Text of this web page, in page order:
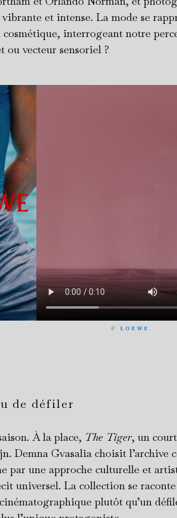
et intense. La mode se
cosmétique, interrogeant notre
ou vecteur sensoriel ?
© LOEWE
de défiler
À la place, The Tiger, un
Demna Gvasalia choisit l’archive
par une approche culturelle et
universel. La collection se raconte
plutôt qu’un